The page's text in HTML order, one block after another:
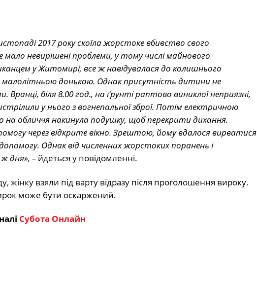
2017 року скоїла жорстоке вбивство свого
невирішені проблеми, у тому числі майнового
у Житомирі, все ж навідувалася до колишнього
з малолітньою донькою. Однак присутність дитини не
біля 8.00 год., на ґрунті раптово виниклої неприязні,
у нього з вогнепальної зброї. Потім електричною
на обличчя накинула подушку, щоб перекрити дихання.
через відкрите вікно. Зрештою, йому вдалося вирватися
Однак від численних жорстоких поранень і
дня», –йдеться у повідомленні.
взяли під варту відразу після проголошення вироку.
може бути оскаржений.
Субота Онлайн